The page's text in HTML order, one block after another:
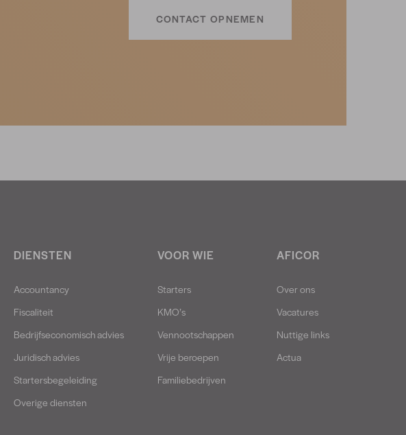
CONTACT OPNEMEN
DIENSTEN
Accountancy
Fiscaliteit
Bedrijfseconomisch advies
Juridisch advies
Startersbegeleiding
Overige diensten
VOOR WIE
Starters
KMO’s
Vennootschappen
Vrije beroepen
Familiebedrijven
AFICOR
Over ons
Vacatures
Nuttige links
Actua